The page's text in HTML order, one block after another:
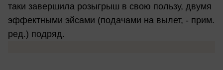
таки завершила розыгрыш в свою пользу, двумя
эффектными эйсами (подачами на вылет, - прим.
ред.) подряд.